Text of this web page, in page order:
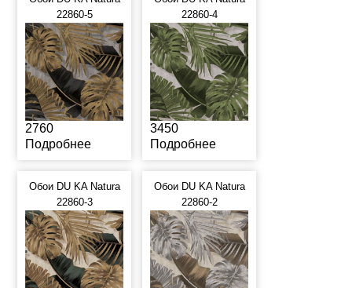
22860-5
2760
Подробнее
22860-4
3450
Подробнее
Обои DU KA Natura
22860-3
Обои DU KA Natura
22860-2